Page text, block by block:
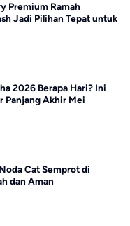
Premium Ramah
Jadi Pilihan Tepat untuk
2026 Berapa Hari? Ini
Panjang Akhir Mei
Cat Semprot di
dan Aman